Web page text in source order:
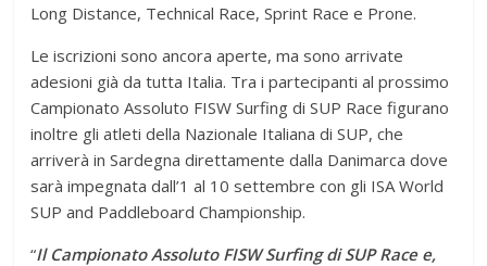
Long Distance, Technical Race, Sprint Race e Prone.
Le iscrizioni sono ancora aperte, ma sono arrivate
adesioni già da tutta Italia. Tra i partecipanti al prossimo
Campionato Assoluto FISW Surfing di SUP Race figurano
inoltre gli atleti della Nazionale Italiana di SUP, che
arriverà in Sardegna direttamente dalla Danimarca dove
sarà impegnata dall’1 al 10 settembre con gli ISA World
SUP and Paddleboard Championship.
“Il Campionato Assoluto FISW Surfing di SUP Race e,